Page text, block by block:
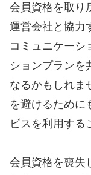
会員資格を取り
運営会社と協力
コミュニケーシ
ションプランを
なるかもしれま
を避けるために
ビスを利用する
会員資格を喪失